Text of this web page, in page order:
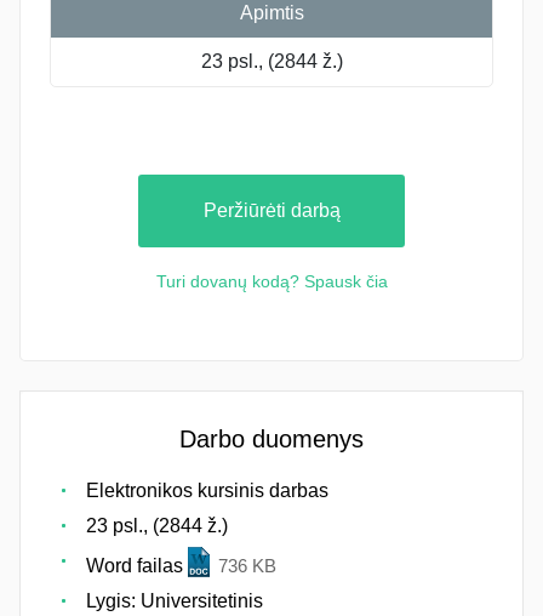
Apimtis
23 psl., (2844 ž.)
Peržiūrėti darbą
Turi dovanų kodą? Spausk čia
Darbo duomenys
Elektronikos kursinis darbas
23 psl., (2844 ž.)
Word failas
736 KB
Lygis: Universitetinis